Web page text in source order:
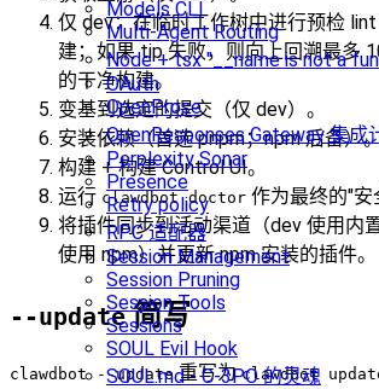
Models CLI
Multi-Agent Routing
Node + tsx "__name is not a
OAuth
OpenProse
OpenResponses Gateway 集成
Perplexity Sonar
Presence
Retry policy
RPC 适配器
Session Management
Session Pruning
Session Tools
Sessions
SOUL Evil Hook
SOUL.md - C-3PO 的灵魂
仅 dev：在临时工作树中进行预检
建；如果 tip 失败，则向上回溯最多
的干净构建。
变基到选定的提交（仅 dev）。
安装依赖（首选 pnpm；npm 后备）
构建 + 构建 Control UI。
运行 clawdbot doctor 作为最终的"安
将插件同步到活动渠道（dev 使用内
使用 npm）并更新 npm 安装的插件。
--update简写
clawdbot --update重写为clawdbot